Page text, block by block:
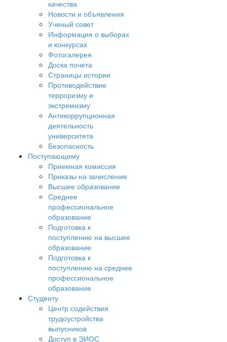
качества
Новости и объявления
Ученый совет
Информация о выборах
и конкурсах
Фотогалерея
Доска почета
Страницы истории
Противодействие
терроризму и
экстремизму
Антикоррупционная
деятельность
университета
Безопасность
Поступающему
Приемная комиссия
Приказы на зачисление
Высшее образование
Среднее
профессиональное
образование
Подготовка к
поступлению на высшее
образование
Подготовка к
поступлению на среднее
профессиональное
образование
Студенту
Центр содействия
трудоустройства
выпусников
Доступ в ЭИОС